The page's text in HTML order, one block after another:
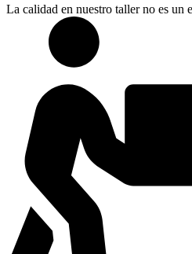
La calidad en nuestro taller no es un